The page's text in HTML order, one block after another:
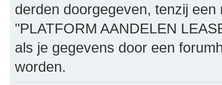
derden doorgegeven, tenzij
"PLATFORM AANDELEN
als je gegevens door een
worden.